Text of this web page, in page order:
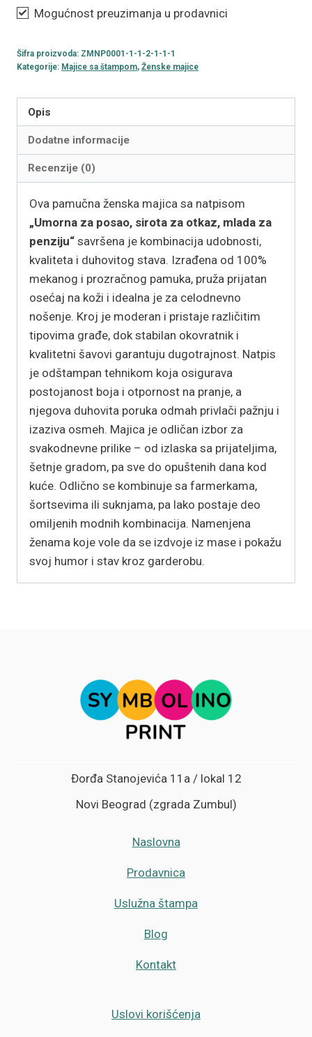
Mogućnost preuzimanja u prodavnici
Šifra proizvoda: ZMNP0001-1-1-2-1-1-1
Kategorije: Majice sa štampom, Ženske majice
Opis
Dodatne informacije
Recenzije (0)
Ova pamučna ženska majica sa natpisom
„Umorna za posao, sirota za otkaz, mlada za
penziju“ savršena je kombinacija udobnosti,
kvaliteta i duhovitog stava. Izrađena od 100%
mekanog i prozračnog pamuka, pruža prijatan
osećaj na koži i idealna je za celodnevno
nošenje. Kroj je moderan i pristaje različitim
tipovima građe, dok stabilan okovratnik i
kvalitetni šavovi garantuju dugotrajnost. Natpis
je odštampan tehnikom koja osigurava
postojanost boja i otpornost na pranje, a
njegova duhovita poruka odmah privlači pažnju i
izaziva osmeh. Majica je odličan izbor za
svakodnevne prilike – od izlaska sa prijateljima,
šetnje gradom, pa sve do opuštenih dana kod
kuće. Odlično se kombinuje sa farmerkama,
šortsevima ili suknjama, pa lako postaje deo
omiljenih modnih kombinacija. Namenjena
ženama koje vole da se izdvoje iz mase i pokažu
svoj humor i stav kroz garderobu.
Đorđa Stanojevića 11a / lokal 12
Novi Beograd (zgrada Zumbul)
Naslovna
Prodavnica
Uslužna štampa
Blog
Kontakt
Uslovi korišćenja